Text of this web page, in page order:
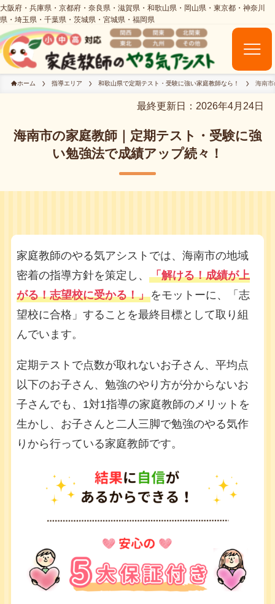
ホーム 指導エリア 和歌山県で定期テスト・受験に強い家庭教師なら！ 海南市
最終更新日：2026年4月24日
海南市の家庭教師｜定期テスト・受験に強
い勉強法で成績アップ続々！
家庭教師のやる気アシストでは、海南市の地域
密着の指導方針を策定し、 「解ける！成績が上
がる！志望校に受かる！」をモットーに、「志
望校に合格」することを最終目標として取り組
んでいます。
定期テストで点数が取れないお子さん、平均点
以下のお子さん、勉強のやり方が分からないお
子さんでも、1対1指導の家庭教師のメリットを
生かし、お子さんと二人三脚で勉強のやる気作
りから行っている家庭教師です。